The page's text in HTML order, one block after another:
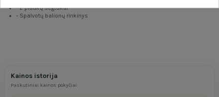
- 2 plaukų segtukai
- Spalvotų balionų rinkinys
Kainos istorija
Paskutiniai kainos pokyčiai